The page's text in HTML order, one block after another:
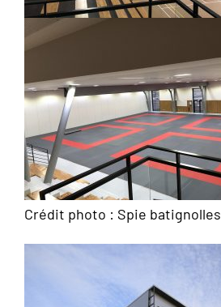
Crédit photo : Spie batignolles